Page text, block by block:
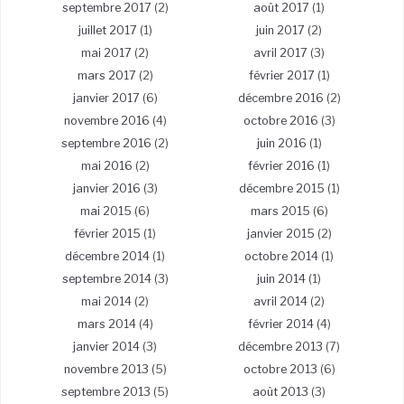
septembre 2017 (2) août 2017 (1)
juillet 2017 (1) juin 2017 (2)
mai 2017 (2) avril 2017 (3)
mars 2017 (2) février 2017 (1)
janvier 2017 (6) décembre 2016 (2)
novembre 2016 (4) octobre 2016 (3)
septembre 2016 (2) juin 2016 (1)
mai 2016 (2) février 2016 (1)
janvier 2016 (3) décembre 2015 (1)
mai 2015 (6) mars 2015 (6)
février 2015 (1) janvier 2015 (2)
décembre 2014 (1) octobre 2014 (1)
septembre 2014(3) juin 2014 (1)
mai 2014 (2) avril 2014 (2)
mars 2014(4) février 2014(4)
janvier 2014 (3) décembre 2013 (7)
novembre 2013 (5) octobre 2013 (6)
septembre 2013 (5) août 2013 (3)